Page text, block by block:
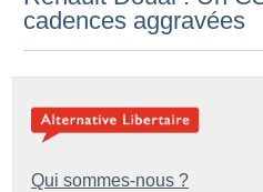
cadences aggravées
Qui sommes-nous ?